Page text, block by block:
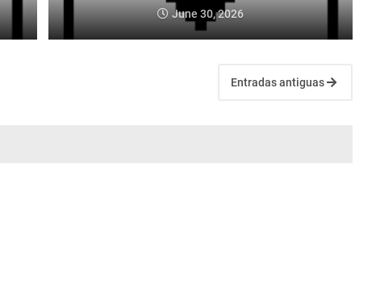
June 30, 2026
Entradas antiguas